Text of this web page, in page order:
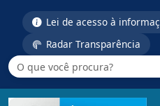
Lei de acesso à
Radar Transparência